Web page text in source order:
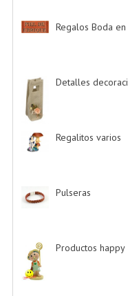
Regalos Boda
Detalles
Regalitos varios
Pulseras
Productos happy